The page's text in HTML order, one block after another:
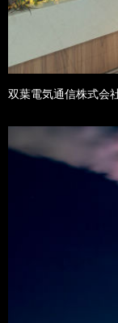
双葉電気通信株式会